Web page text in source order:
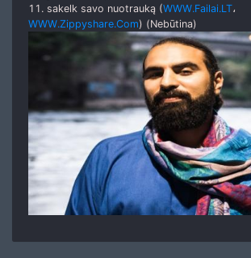
11. sakelk savo nuotrauką (WWW.Failai.LT،
WWW.Zippyshare.Com) (Nebūtina)